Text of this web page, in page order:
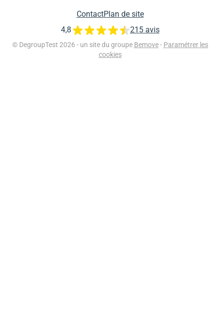
ContactPlan de site
© DegroupTest 2026 - un site du groupe Bemove - Paramétrer les
cookies
4,8 215 avis